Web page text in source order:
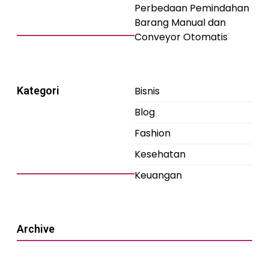
Perbedaan Pemindahan
Barang Manual dan
Conveyor Otomatis
Kategori
Bisnis
Blog
Fashion
Kesehatan
Keuangan
Archive